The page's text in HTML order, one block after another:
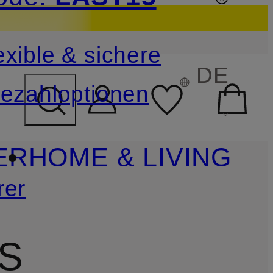
ÜBERSPRINGEN
& sichere
DE
HOME & LIVING